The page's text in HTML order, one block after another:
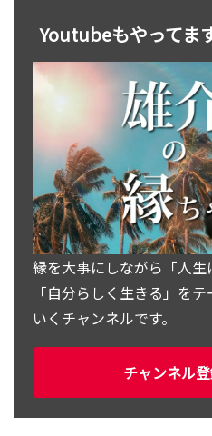
Youtubeもやってま
縁を大事にしながら「人
「自分らしく生きる」を
いくチャンネルです。
チャンネル